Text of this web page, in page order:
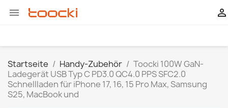
 
Startseite Handy-Zubehör
Toocki 100W GaN-
Ladegerät USB Typ C PD3.0 QC4.0 PPS SFC2.0
Schnellladen für iPhone 17, 16, 15 Pro Max, Samsung
S25, MacBook und